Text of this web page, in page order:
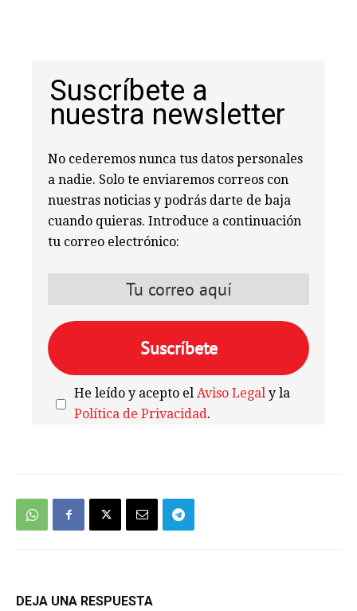
Suscríbete a
nuestra newsletter
No cederemos nunca tus datos personales
a nadie. Solo te enviaremos correos con
nuestras noticias y podrás darte de baja
cuando quieras. Introduce a continuación
tu correo electrónico:
He leído y acepto elAviso Legal y la
Política de Privacidad.
DEJA UNA RESPUESTA